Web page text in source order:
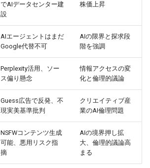
2026-02-20
2026-02-18
2026-02-17
2026-02-16
2026-02-15
2026-02-14
2025-08-05
2025-08-03
2025-08-02
2025-07-17
2025-07-16
2026-02-17
2026-02-15
2026-02-14
2026-02-13
2026-02-12
2026-02-11
2026-02-16
2026-02-14
2026-02-13
2026-02-12
2026-02-11
2026-02-10
でAIデータセンター建
設
株価上昇
AIエージェントはまだ
Google代替不可
AIの限界と探求段
階を強調
Perplexity活用、ソー
ス偏り懸念
情報アクセスの変
化と倫理的議論
Guess広告で反発、不
現実美基準批判
クリエイティブ産
業のAI倫理問題
NSFWコンテンツ生成
可能、悪用リスク指
摘
AIの境界押し拡
大、倫理的議論高
まる